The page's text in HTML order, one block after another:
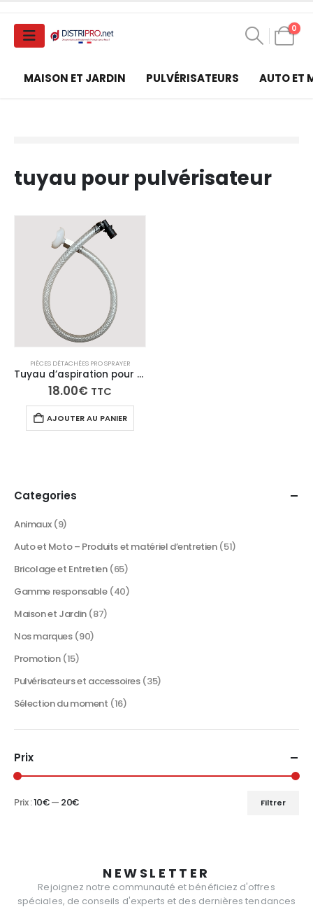
0
MAISON ET JARDIN PULVÉRISATEURS AUTO ET
tuyau pour pulvérisateur
PIÈCES DÉTACHÉES PRO SPRAYER
Tuyau d’aspiration pour rinçage de Pro Sprayer option rinçage
18.00€ TTC
AJOUTER AU PANIER
Categories
Animaux (9)
Auto et Moto – Produits et matériel d’entretien (51)
Bricolage et Entretien (65)
Gamme responsable (40)
Maison et Jardin (87)
Nos marques (90)
Promotion (15)
Pulvérisateurs et accessoires (35)
Sélection du moment (16)
Prix
Filtrer
Prix :10€— 20€
NEWSLETTER
Rejoignez notre communauté et bénéficiez d'offres
spéciales, de conseils d'experts et des dernières tendances